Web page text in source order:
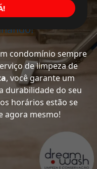
condomínio sempre
de limpeza de
, você garante um
durabilidade do seu
horários estão se
agora mesmo!